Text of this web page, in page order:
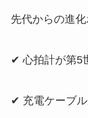
先代からの進化
✔︎ 心拍計が第5
✔︎ 充電ケーブ